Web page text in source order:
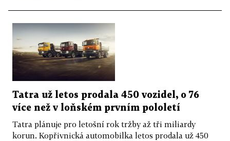
Tatra už letos prodala 450 vozidel, o 76
více než v loňském prvním pololetí
Tatra plánuje pro letošní rok tržby až tři miliardy
korun. Kopřivnická automobilka letos prodala už 450